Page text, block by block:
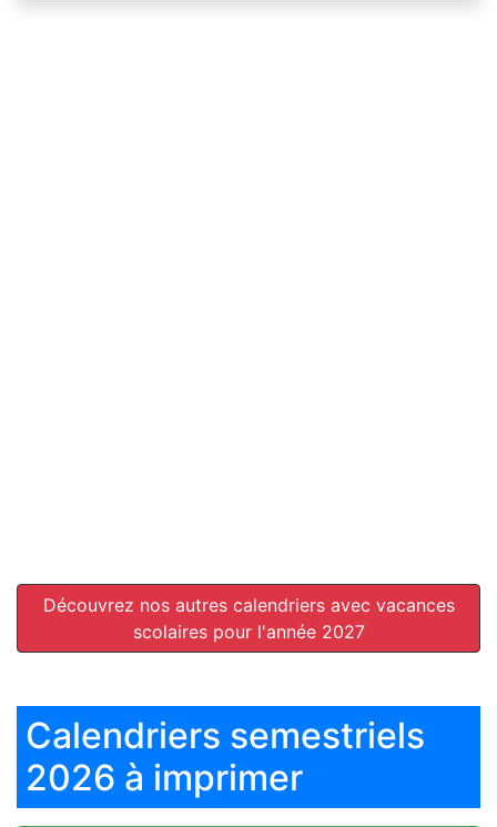
Découvrez nos autres calendriers avec vacances
scolaires pour l'année 2027
Calendriers semestriels
2026 à imprimer